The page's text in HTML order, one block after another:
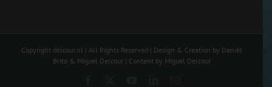
Copyright delcour.nl | All Rights Reserved | Design & Creation by Daniël
Brito & Miguel Delcour | Content by Miguel Delcour